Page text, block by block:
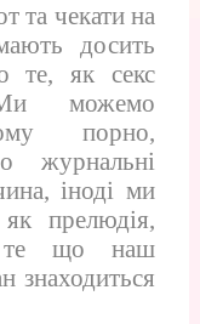
та чекати на
досить
те, як секс
можемо
порно,
журнальні
іноді ми
прелюдія,
те що наш
знаходиться